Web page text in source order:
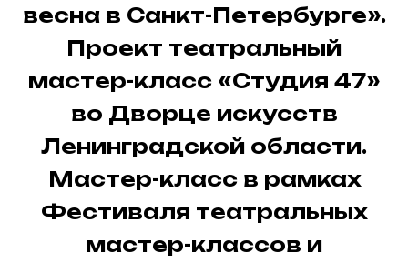
весна в Санкт-Петербурге».
Проект театральный
мастер-класс «Студия 47»
во Дворце искусств
Ленинградской области.
Мастер-класс в рамках
Фестиваля театральных
мастер-классов и